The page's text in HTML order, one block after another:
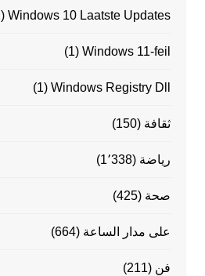
Windows 10 Laatste Updates
(1)
Windows 11-feil
(1)
Windows Registry Dll
(1)
ثقافة (150)
رياضة (1٬338)
صحة (425)
على مدار الساعة (664)
فن (211)